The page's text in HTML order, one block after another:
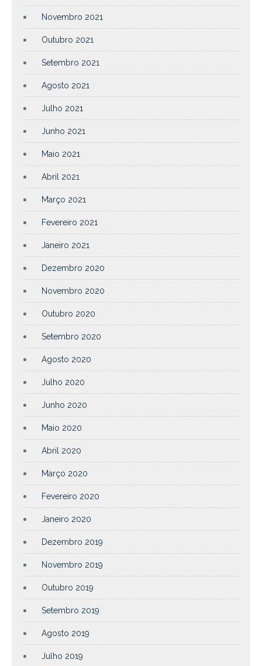
Novembro 2021
Outubro 2021
Setembro 2021
Agosto 2021
Julho 2021
Junho 2021
Maio 2021
Abril 2021
Março 2021
Fevereiro 2021
Janeiro 2021
Dezembro 2020
Novembro 2020
Outubro 2020
Setembro 2020
Agosto 2020
Julho 2020
Junho 2020
Maio 2020
Abril 2020
Março 2020
Fevereiro 2020
Janeiro 2020
Dezembro 2019
Novembro 2019
Outubro 2019
Setembro 2019
Agosto 2019
Julho 2019